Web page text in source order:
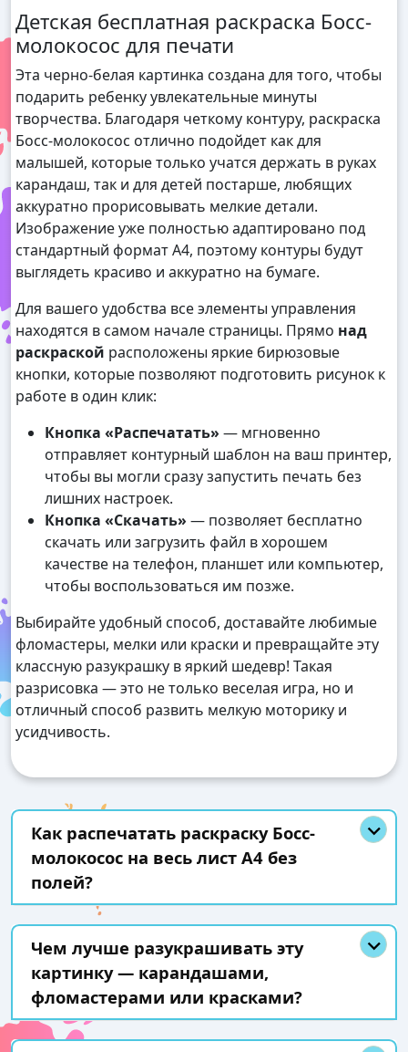
Детская бесплатная раскраска Босс-
молокосос для печати
Эта черно-белая картинка создана для того, чтобы
подарить ребенку увлекательные минуты
творчества. Благодаря четкому контуру, раскраска
Босс-молокосос отлично подойдет как для
малышей, которые только учатся держать в руках
карандаш, так и для детей постарше, любящих
аккуратно прорисовывать мелкие детали.
Изображение уже полностью адаптировано под
стандартный формат А4, поэтому контуры будут
выглядеть красиво и аккуратно на бумаге.
Для вашего удобства все элементы управления
находятся в самом начале страницы. Прямо над
раскраской расположены яркие бирюзовые
кнопки, которые позволяют подготовить рисунок к
работе в один клик:
Кнопка «Распечатать» — мгновенно
отправляет контурный шаблон на ваш принтер,
чтобы вы могли сразу запустить печать без
лишних настроек.
Кнопка «Скачать» — позволяет бесплатно
скачать или загрузить файл в хорошем
качестве на телефон, планшет или компьютер,
чтобы воспользоваться им позже.
Выбирайте удобный способ, доставайте любимые
фломастеры, мелки или краски и превращайте эту
классную разукрашку в яркий шедевр! Такая
разрисовка — это не только веселая игра, но и
отличный способ развить мелкую моторику и
усидчивость.
Как распечатать раскраску Босс-
молокосос на весь лист А4 без
полей?
Чем лучше разукрашивать эту
картинку — карандашами,
фломастерами или красками?